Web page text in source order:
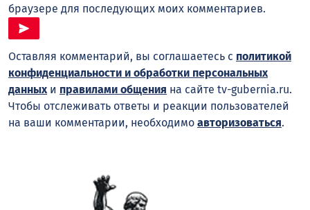
браузере для последующих моих комментариев.
Оставляя комментарий, вы соглашаетесь с политикой
конфиденциальности и обработки персональных
данныхи правилами общения на сайте tv-gubernia.ru.
Чтобы отслеживать ответы и реакции пользователей
на ваши комментарии, необходимо авторизоваться.